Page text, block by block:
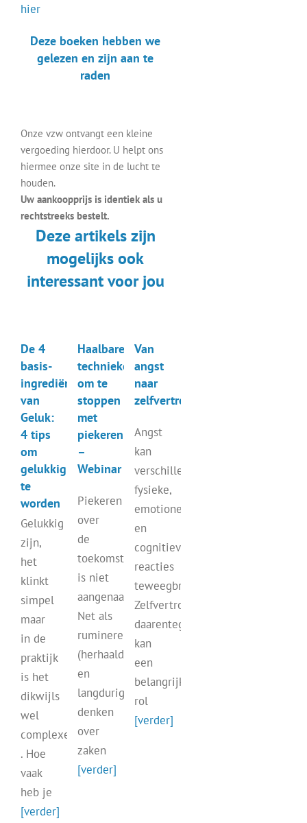
hier
Deze boeken hebben we
gelezen en zijn aan te
raden
Onze vzw ontvangt een kleine
vergoeding hierdoor. U helpt ons
hiermee onze site in de lucht te
houden.
Uw aankoopprijs is identiek als u
rechtstreeks bestelt.
Deze artikels zijn
mogelijks ook
interessant voor jou
De 4
basis-
ingrediënten
van
Geluk:
4 tips
om
gelukkig
te
worden
Gelukkig
zijn,
het
klinkt
simpel
maar
in de
praktijk
is het
dikwijls
wel
complexer
. Hoe
vaak
heb je
[verder]
Haalbare
technieken
om te
stoppen
met
piekeren
–
Webinar
Piekeren
over
de
toekomst
is niet
aangenaam.
Net als
rumineren
(herhaaldelijk
en
langdurig
denken
over
zaken
[verder]
Van
angst
naar
zelfvertrouwen
Angst
kan
verschillende
fysieke,
emotionele
en
cognitieve
reacties
teweegbrengen.
Zelfvertrouwen
daarentegen
kan
een
belangrijke
rol
[verder]